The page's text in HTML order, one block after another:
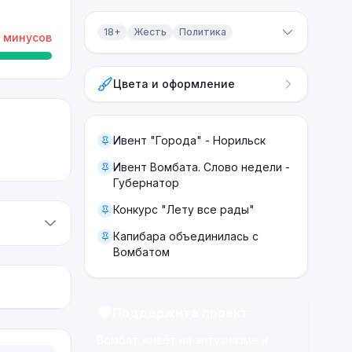
минусов 18+ Жесть Политика
ЖестьЦвета и оформление
Ивент "Города" - Норильск
Ивент Вомбата. Слово недели -
Губернатор
Конкурс "Лету все рады"
Капибара объединилась с
Вомбатом